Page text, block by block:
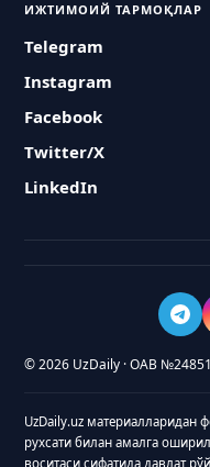
ИЖТИМОИЙ ТАРМОҚЛАР
Telegram
Instagram
Facebook
Twitter/X
LinkedIn
© 2026 UzDaily · ОАВ
UzDaily.uz материалларидан
рухсати билан амалга
воситаси сифатида давлат